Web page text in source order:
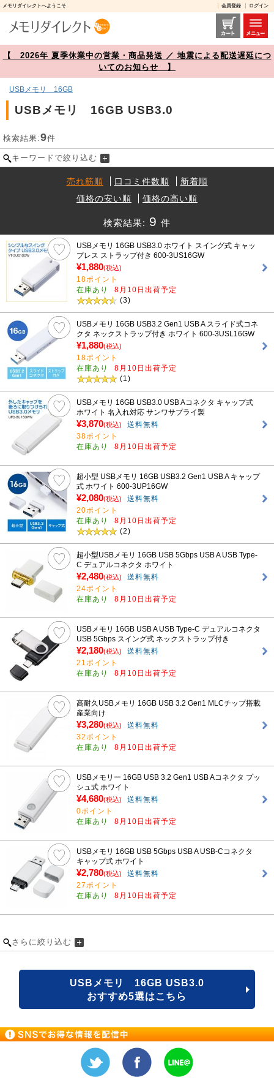
メモリダイレクトへようこそ 会員登録 ログイン
USBメモリ 16GB USB3.0 商品一覧【メモリダイレクト】
【 2026年 夏季休業中の営業・商品発送 ／ 地震による配送遅延につ
いてのお知らせ 】
USBメモリ 16GB
USBメモリ 16GB USB3.0
検索結果:9件
キーワードで絞り込む
売れ筋順 口コミ件数順
新着順
価格の安い順
価格の高い順
検索結果: 9 件
USBメモリ 16GB USB3.0 ホワイト スイング式 キャッ
プレス ストラップ付き 600-3US16GW
¥1,880(税込)
18ポイント
在庫あり
8月10日出荷予定
(3)
USBメモリ 16GB USB3.2 Gen1 USB A スライド式コネ
クタ ネックストラップ付き ホワイト 600-3USL16GW
¥1,880(税込)
18ポイント
在庫あり
8月10日出荷予定
(1)
USBメモリ 16GB USB3.0 USB Aコネクタ キャップ式
ホワイト 名入れ対応 サンワサプライ製
¥3,870(税込)
送料無料
38ポイント
在庫あり
8月10日出荷予定
超小型 USBメモリ 16GB USB3.2 Gen1 USB A キャップ
式 ホワイト 600-3UP16GW
¥2,080(税込)
送料無料
20ポイント
在庫あり
8月10日出荷予定
(2)
超小型USBメモリ 16GB USB 5Gbps USB A USB Type-
C デュアルコネクタ ホワイト
¥2,480(税込)
送料無料
24ポイント
在庫あり
8月10日出荷予定
USBメモリ 16GB USB A USB Type-C デュアルコネクタ
USB 5Gbps スイング式 ネックストラップ付き
¥2,180(税込)
送料無料
21ポイント
在庫あり
8月10日出荷予定
高耐久USBメモリ 16GB USB 3.2 Gen1 MLCチップ搭載
産業向け
¥3,280(税込)
送料無料
32ポイント
在庫あり
8月10日出荷予定
USBメモリー 16GB USB 3.2 Gen1 USB Aコネクタ プッ
シュ式 ホワイト
¥4,680(税込)
送料無料
0ポイント
在庫あり
8月10日出荷予定
USBメモリ 16GB USB 5Gbps USB A USB-Cコネクタ
キャップ式 ホワイト
¥2,780(税込)
送料無料
27ポイント
在庫あり
8月10日出荷予定
さらに絞り込む
USBメモリ 16GB USB3.0
おすすめ5選はこちら